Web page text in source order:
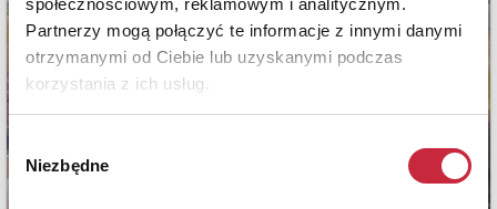
Partnerzy mogą połączyć te informacje z innymi danymi
otrzymanymi od Ciebie lub uzyskanymi podczas
korzystania z ich usług.
zgody
Niezbędne